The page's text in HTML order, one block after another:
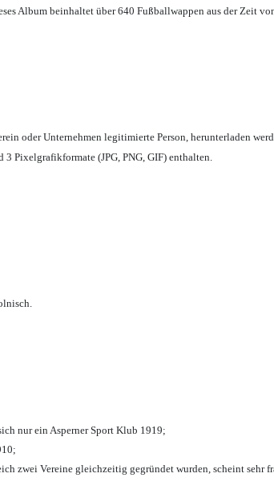
Album beinhaltet über 640 Fußballwappen aus der Zeit
oder Unternehmen legitimierte Person,herunterladen
Pixelgrafikformate (JPG, PNG, GIF) enthalten.
nur ein Asperner Sport Klub 1919;
;
zwei Vereine gleichzeitig gegründet wurden, scheint sehr